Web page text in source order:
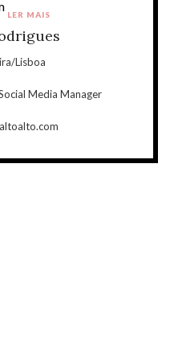
Lisboa
Media Manager
LER MAIS